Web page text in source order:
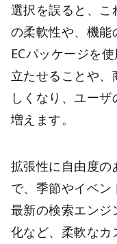
選択を誤ると、こ
の柔軟性や、機能
ECパッケージを
立たせることや
しくなり、ユー
増えます。
拡張性に自由度の
で、季節やイベン
最新の検索エンジ
化など、柔軟なカ